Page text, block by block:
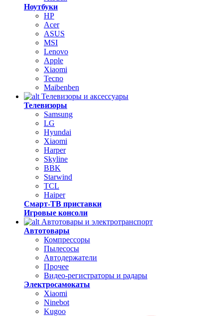
Ноутбуки
HP
Acer
ASUS
MSI
Lenovo
Apple
Xiaomi
Tecno
Maibenben
Телевизоры и аксессуары
Телевизоры
Samsung
LG
Hyundai
Xiaomi
Harper
Skyline
BBK
Starwind
TCL
Haiper
Смарт-ТВ приставки
Игровые консоли
Автотовары и электротранспорт
Автотовары
Компрессоры
Пылесосы
Автодержатели
Прочее
Видео-регистраторы и радары
Электросамокаты
Xiaomi
Ninebot
Kugoo